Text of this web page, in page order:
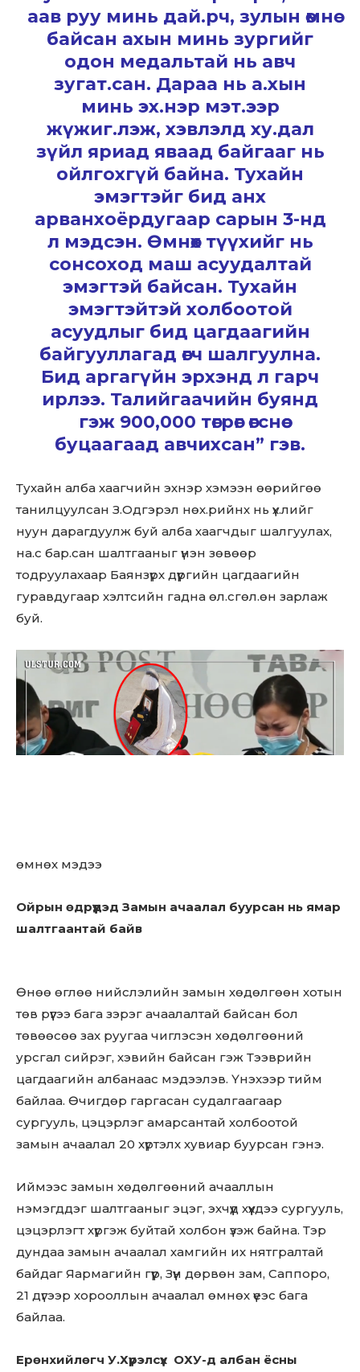
Don't miss
out!
to stay in the loop.
аав руу минь дай.рч, зулын өмнө
байсан ахын минь зургийг
одон медальтай нь авч
зугат.сан. Дараа нь а.хын
минь эх.нэр мэт.ээр
жүжиг.лэж, хэвлэлд ху.дал
зүйл яриад яваад байгааг нь
ойлгохгүй байна. Тухайн
эмэгтэйг бид анх
арванхоёрдугаар сарын 3-нд
л мэдсэн. Өмнөх түүхийг нь
сонсоход маш асуудалтай
эмэгтэй байсан. Тухайн
эмэгтэйтэй холбоотой
асуудлыг бид цагдаагийн
байгууллагад өгч шалгуулна.
Бид аргагүйн эрхэнд л гарч
ирлээ. Талийгаачийн буянд
гэж 900,000 төгрөг өгснөө
буцаагаад авчихсан” гэв.
Тухайн алба хаагчийн эхнэр хэмээн өөрийгөө
танилцуулсан З.Одгэрэл нөх.рийнх нь үх.лийг
нуун дарагдуулж буй алба хаагчдыг шалгуулах,
на.с бар.сан шалтгааныг үнэн зөвөөр
тодруулахаар Баянзүрх дүүргийн цагдаагийн
гуравдугаар хэлтсийн гадна өл.сгөл.өн зарлаж
буй.
өмнөх мэдээ
Ойрын өдрүүдэд Замын ачаалал буурсан нь ямар
шалтгаантай байв
Өнөө өглөө нийслэлийн замын хөдөлгөөн хотын
төв рүүгээ бага зэрэг ачаалалтай байсан бол
төвөөсөө зах руугаа чиглэсэн хөдөлгөөний
урсгал сийрэг, хэвийн байсан гэж Тээврийн
цагдаагийн албанаас мэдээлэв. Үнэхээр тийм
байлаа. Өчигдөр гаргасан судалгаагаар
сургууль, цэцэрлэг амарсантай холбоотой
замын ачаалал 20 хүртэлх хувиар буурсан гэнэ.
Иймээс замын хөдөлгөөний ачааллын
нэмэгддэг шалтгааныг эцэг, эхчүүд хүүхдээ сургууль,
цэцэрлэгт хүргэж буйтай холбон үзэж байна. Тэр
дундаа замын ачаалал хамгийн их нятгралтай
байдаг Яармагийн гүүр, Зүүн дөрвөн зам, Саппоро,
21 дүгээр хорооллын ачаалал өмнөх үеэс бага
байлаа.
Ерөнхийлөгч У.Хүрэлсүх ОХУ-д албан ёсны